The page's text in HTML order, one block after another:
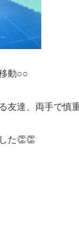
動○○
友達、両手で慎
た👏👏